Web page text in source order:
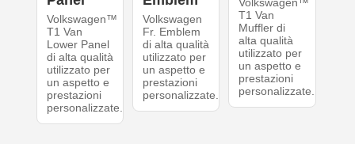
Volkswagen™
T1 Van
Lower Panel
di alta qualità
utilizzato per
un aspetto e
prestazioni
personalizzate.
Volkswagen
Fr. Emblem
di alta qualità
utilizzato per
un aspetto e
prestazioni
personalizzate.
Volkswagen™
T1 Van
Muffler di
alta qualità
utilizzato per
un aspetto e
prestazioni
personalizzate.